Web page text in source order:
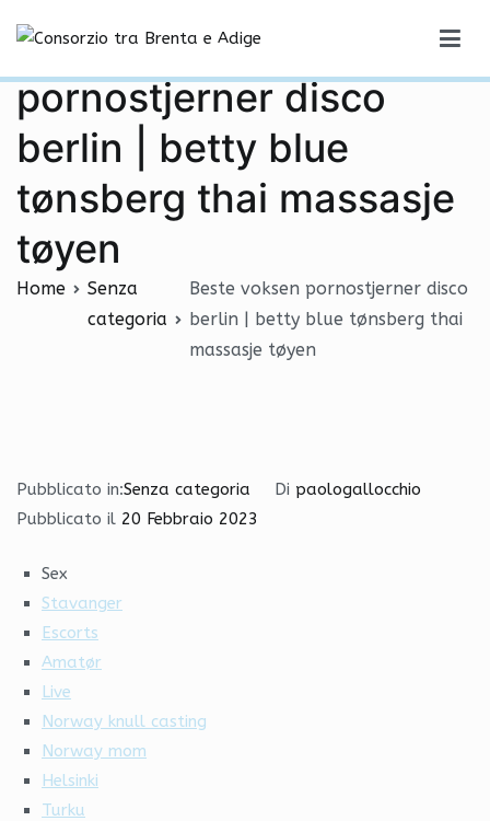
contenuto
Beste voksen
pornostjerner disco
berlin | betty blue
tønsberg thai massasje
tøyen
Home
Senza
categoria
Beste voksen pornostjerner disco
berlin | betty blue tønsberg thai
massasje tøyen
Pubblicato in:Senza categoria Di paologallocchio
Pubblicato il 20 Febbraio 2023
Sex
Stavanger
Escorts
Amatør
Live
Norway knull casting
Norway mom
Helsinki
Turku